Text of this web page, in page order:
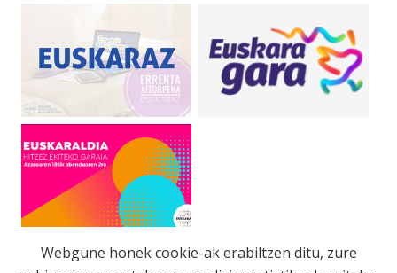
Webgune honek cookie-ak erabiltzen ditu, zure